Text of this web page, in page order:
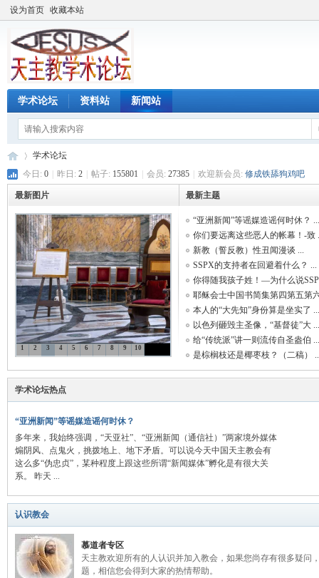
设为首页 收藏本站
学术论坛 资料站 新闻站
主
教
»
学术论坛
今日: 0 昨日: 2 帖子: 155801 会员: 27385 欢迎新会员: 修成铁舔狗鸡吧
最新图片
1 2 3 4 5 6 7 8 9 10
最新主题
“亚洲新闻”等谣媒造谣何时休？ ...
你们要远离这些恶人的帐幕！-致
新教（誓反教）性丑闻漫谈 ...
SSPX的支持者在回避着什么？ ...
你得随我孩子姓！—为什么说
耶稣会士中国书简集第四第五第
本人的“大先知”身份算是坐实了 ...
以色列砸毁主圣像，“基督徒”大 ...
给“传统派”讲一则流传自圣盎伯 ...
是棕榈枝还是椰枣枝？（二稿）
学术论坛热点
“亚洲新闻”等谣媒造谣何时休？
多年来，我始终强调，“天亚社”、“亚洲新闻（通信社）”两家境外媒体
煽阴风、点鬼火，挑拨地上、地下矛盾。可以说今天中国天主教会有
这么多“伪忠贞”，某种程度上跟这些所谓“新闻媒体”孵化是有很大关
系。 昨天 ...
认识教会
慕道者专区
天主教欢迎所有的人认识并加入教会，如果您尚存有很多疑问
题，相信您会得到大家的热情帮助。